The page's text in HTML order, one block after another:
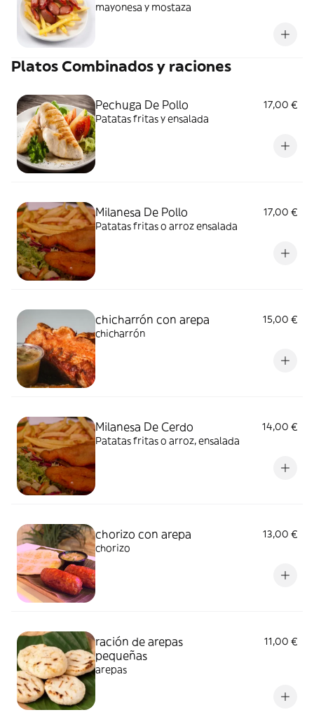
mayonesa y mostaza
Platos Combinados y raciones
Pechuga De Pollo
17,00 €
Patatas fritas y ensalada
Milanesa De Pollo
17,00 €
Patatas fritas o arroz ensalada
chicharrón con arepa
15,00 €
chicharrón
Milanesa De Cerdo
14,00 €
Patatas fritas o arroz, ensalada
chorizo con arepa
13,00 €
chorizo
ración de arepas
pequeñas
11,00 €
arepas